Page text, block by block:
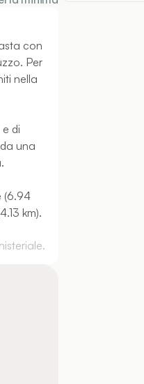
con
Per
nella
di
una
(6.94
km).